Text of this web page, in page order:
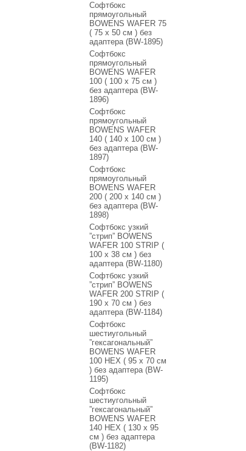
Софтбокс
прямоугольный
BOWENS WAFER 75
( 75 х 50 см ) без
адаптера (BW-1895)
Софтбокс
прямоугольный
BOWENS WAFER
100 ( 100 х 75 см )
без адаптера (BW-
1896)
Софтбокс
прямоугольный
BOWENS WAFER
140 ( 140 х 100 см )
без адаптера (BW-
1897)
Софтбокс
прямоугольный
BOWENS WAFER
200 ( 200 х 140 см )
без адаптера (BW-
1898)
Софтбокс узкий
”стрип” BOWENS
WAFER 100 STRIP (
100 x 38 см ) без
адаптера (BW-1180)
Софтбокс узкий
”стрип” BOWENS
WAFER 200 STRIP (
190 x 70 см ) без
адаптера (BW-1184)
Софтбокс
шестиугольный
”гексагональный”
BOWENS WAFER
100 HEX ( 95 x 70 см
) без адаптера (BW-
1195)
Софтбокс
шестиугольный
”гексагональный”
BOWENS WAFER
140 HEX ( 130 x 95
см ) без адаптера
(BW-1182)